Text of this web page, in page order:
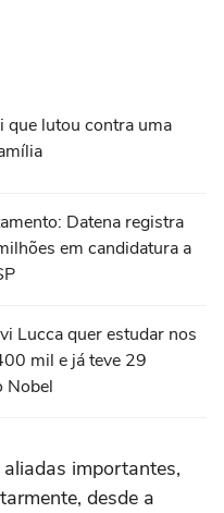
que lutou contra uma
Datena registra
em candidatura a
Lucca quer estudar nos
mil e já teve 29
Nobel
importantes,
desde a